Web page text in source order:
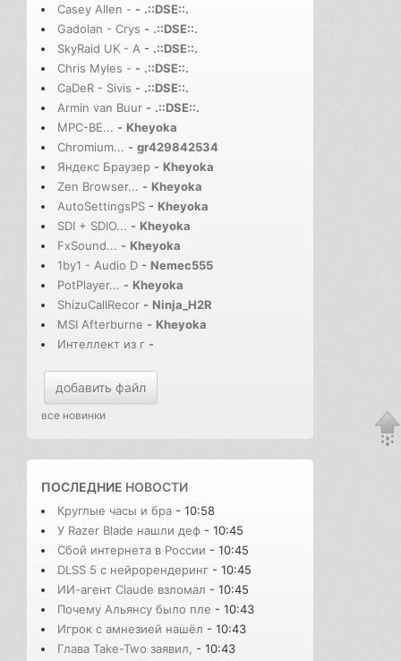
Casey Allen - - .::DSE::.
Gadolan - Crys - .::DSE::.
SkyRaid UK - A - .::DSE::.
Chris Myles - - .::DSE::.
CaDeR - Sivis - .::DSE::.
Armin van Buur - .::DSE::.
MPC-BE... - Kheyoka
Chromium... - gr429842534
Яндекс Браузер - Kheyoka
Zen Browser... - Kheyoka
AutoSettingsPS - Kheyoka
SDI + SDIO... - Kheyoka
FxSound... - Kheyoka
1by1 - Audio D - Nemec555
PotPlayer... - Kheyoka
ShizuCallRecor - Ninja_H2R
MSI Afterburne - Kheyoka
Интеллект из г -
добавить файл
все новинки
ПОСЛЕДНИЕ НОВОСТИ
Круглые часы и бра - 10:58
У Razer Blade нашли деф - 10:45
Сбой интернета в России - 10:45
DLSS 5 с нейрорендеринг - 10:45
ИИ-агент Claude взломал - 10:45
Почему Альянсу было пле - 10:43
Игрок с амнезией нашёл - 10:43
Глава Take-Two заявил, - 10:43